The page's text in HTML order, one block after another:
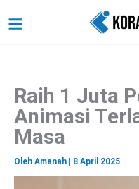
ke
Raih 1 Juta
Animasi
Masa
Oleh Amanah 8 April 2025
a